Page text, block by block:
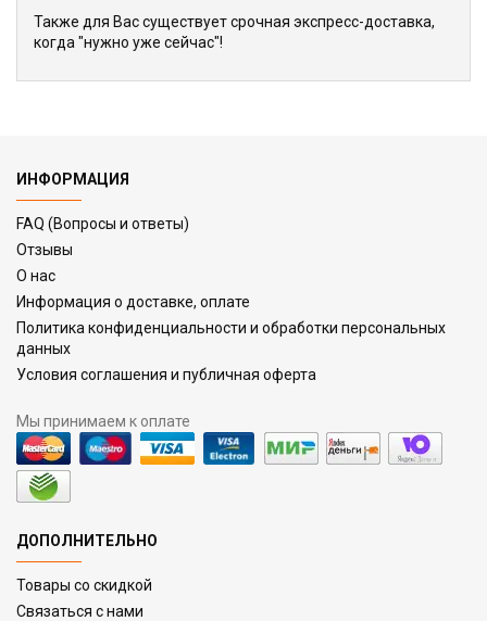
Также для Вас существует срочная экспресс-доставка,
когда "нужно уже сейчас"!
ИНФОРМАЦИЯ
FAQ (Вопросы и ответы)
Отзывы
О нас
Информация о доставке, оплате
Политика конфиденциальности и обработки персональных
данных
Условия соглашения и публичная оферта
Мы принимаем к оплате
ДОПОЛНИТЕЛЬНО
Товары со скидкой
Связаться с нами